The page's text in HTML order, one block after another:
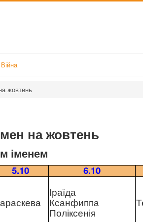
Війна
жовтень
на жовтень
іменем
5.10 6.10
Іраїда
Ксанфиппа
Поліксенія